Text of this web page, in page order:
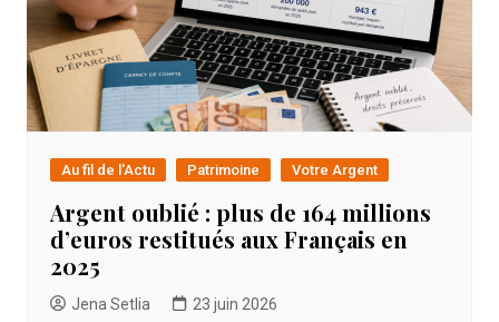
Au fil de l'Actu Patrimoine Votre Argent
Argent oublié : plus de 164 millions
d’euros restitués aux Français en
2025
Jena Setlia 23 juin 2026